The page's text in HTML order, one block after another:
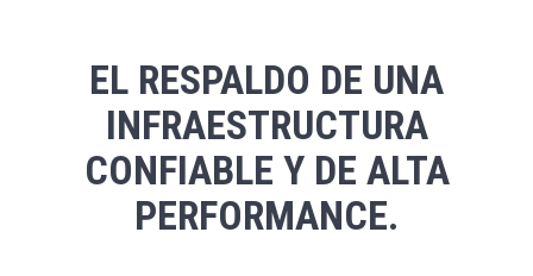
EL RESPALDO DE UNA
INFRAESTRUCTURA
CONFIABLE Y DE ALTA
PERFORMANCE.